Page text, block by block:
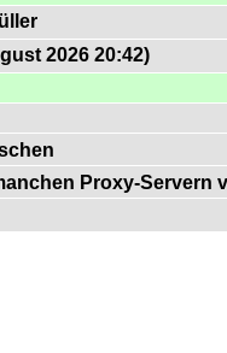
2026 20:42)
Proxy-Servern